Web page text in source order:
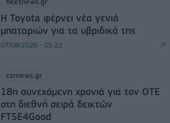
Η Toyota φέρνει νέα γενιά
μπαταριών για τα υβριδικά της
07/08/2026 - 05:22
csrnews.gr
18η συνεχόμενη χρονιά για τον ΟΤΕ
στη διεθνή σειρά δεικτών
FTSE4Good